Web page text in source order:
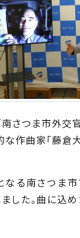
さつま市外交
作曲家「藤倉
る南さつま市
した。曲に込